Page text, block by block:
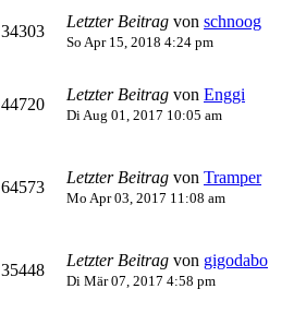
34303
Letzter Beitrag von schnoog
So Apr 15, 2018 4:24 pm
44720
Letzter Beitrag von Enggi
Di Aug 01, 2017 10:05 am
64573
Letzter Beitrag von Tramper
Mo Apr 03, 2017 11:08 am
35448
Letzter Beitrag von gigodabo
Di Mär 07, 2017 4:58 pm